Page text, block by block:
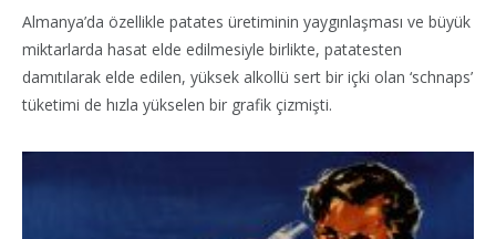
Almanya’da özellikle patates üretiminin yaygınlaşması ve büyük
miktarlarda hasat elde edilmesiyle birlikte, patatesten
damıtılarak elde edilen, yüksek alkollü sert bir içki olan ‘schnaps’
tüketimi de hızla yükselen bir grafik çizmişti.